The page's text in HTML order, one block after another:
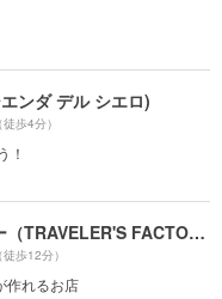
ンダ デル シエロ)
（徒歩4分）
！
トラベラーズファクトリー（TRAVELER'S FACTORY）
（徒歩12分）
作れるお店